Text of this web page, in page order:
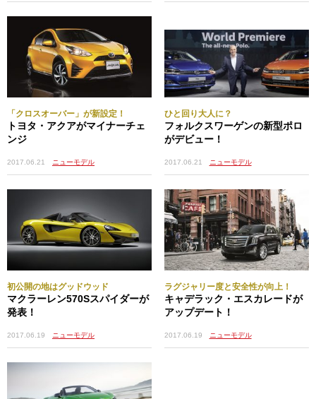
「クロスオーバー」が新設定！
トヨタ・アクアがマイナーチェ
ンジ
2017.06.21 ニューモデル
ひと回り大人に？
フォルクスワーゲンの新型ポロ
がデビュー！
2017.06.21 ニューモデル
初公開の地はグッドウッド
マクラーレン570Sスパイダーが
発表！
2017.06.19 ニューモデル
ラグジャリー度と安全性が向上！
キャデラック・エスカレードが
アップデート！
2017.06.19 ニューモデル